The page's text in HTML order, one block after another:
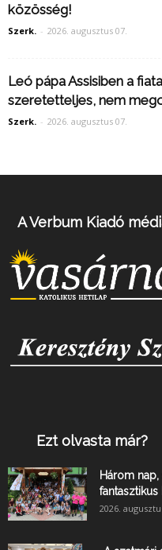
közösség!
Szerk. - 2026. augusztus 07.
Leó pápa Assisiben a
szeretetteljes, nem
Szerk. - 2026. augusztus 07.
A Verbum Kiadó
Ezt olvasta már?
Három
2026.